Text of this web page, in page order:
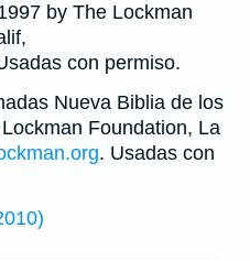
by The Lockman
con permiso.
Nueva Biblia de los
Foundation, La
. Usadas con